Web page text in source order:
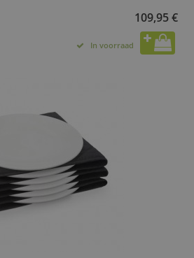
109,95 €
In voorraad